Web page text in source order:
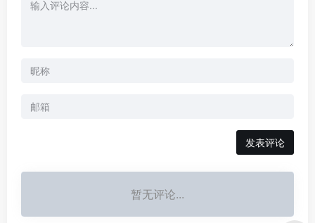
发表评论
暂无评论...